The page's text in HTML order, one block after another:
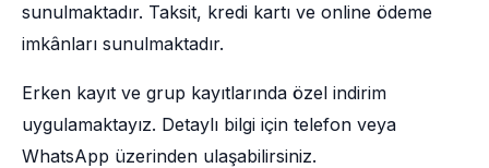
sunulmaktadır. Taksit, kredi kartı ve online ödeme
imkânları sunulmaktadır.
Erken kayıt ve grup kayıtlarında özel indirim
uygulamaktayız. Detaylı bilgi için telefon veya
WhatsApp üzerinden ulaşabilirsiniz.